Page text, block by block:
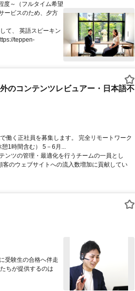
度～（フルタイム希望
ービスのため、夕方
て、 英語スピーキン
teppen-
のコンテンツレビュアー・日本語不
働く正社員を募集します。 完全リモートワーク
1時間含む） 5－6月...
ンツの管理・最適化を行うチームの一員とし
のウェブサイトへの流入数増加に貢献してい
受験生の合格へ伴走
ちが提供するのは